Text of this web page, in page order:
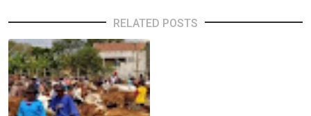
RELATED POSTS